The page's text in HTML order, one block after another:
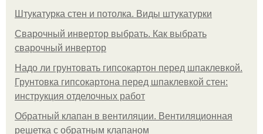
Штукатурка стен и потолка. Виды штукатурки
Сварочный инвертор выбрать. Как выбрать
сварочный инвертор
Надо ли грунтовать гипсокартон перед шпаклевкой.
Грунтовка гипсокартона перед шпаклевкой стен:
инструкция отделочных работ
Обратный клапан в вентиляции. Вентиляционная
решетка с обратным клапаном